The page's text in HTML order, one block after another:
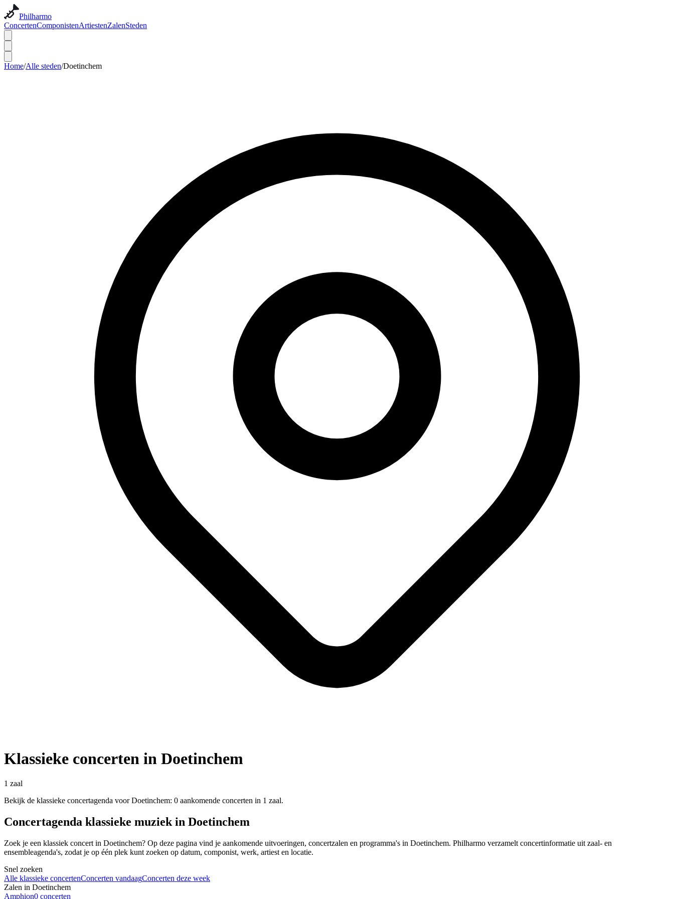
Philharmo
ConcertenComponistenArtiestenZalenSteden
Home/Alle steden/Doetinchem
Klassieke concerten in Doetinchem
1 zaal
Bekijk de klassieke concertagenda voor Doetinchem: 0 aankomende concerten in 1 zaal.
Concertagenda klassieke muziek in Doetinchem
Zoek je een klassiek concert in Doetinchem? Op deze pagina vind je aankomende uitvoeringen, concertzalen en programma's in Doetinchem. Philharmo verzamelt concertinformatie uit zaal- en
ensembleagenda's, zodat je op één plek kunt zoeken op datum, componist, werk, artiest en locatie.
Snel zoeken
Alle klassieke concertenConcerten vandaagConcerten deze week
Zalen in Doetinchem
Amphion0 concerten